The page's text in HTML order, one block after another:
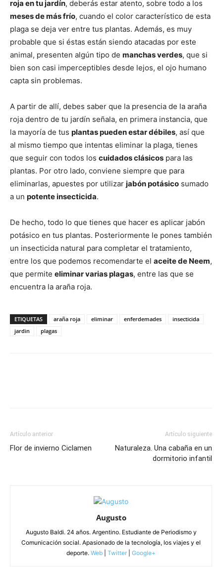
roja en tu jardín, deberás estar atento, sobre todo a los
meses de más frío, cuando el color característico de esta
plaga se deja ver entre tus plantas. Además, es muy
probable que si éstas están siendo atacadas por este
animal, presenten algún tipo de manchas verdes, que si
bien son casi imperceptibles desde lejos, el ojo humano
capta sin problemas.
A partir de allí, debes saber que la presencia de la araña
roja dentro de tu jardín señala, en primera instancia, que
la mayoría de tus plantas pueden estar débiles, así que
al mismo tiempo que intentas eliminar la plaga, tienes
que seguir con todos los cuidados clásicos para las
plantas. Por otro lado, conviene siempre que para
eliminarlas, apuestes por utilizar jabón potásico sumado
a un potente insecticida.
De hecho, todo lo que tienes que hacer es aplicar jabón
potásico en tus plantas. Posteriormente le pones también
un insecticida natural para completar el tratamiento,
entre los que podemos recomendarte el aceite de Neem,
que permite eliminar varias plagas, entre las que se
encuentra la araña roja.
ETIQUETAS araña roja eliminar enferdemades
insecticida
jardin
plagas
Artículo anterior
Flor de invierno Ciclamen
Artículo siguiente
Naturaleza. Una cabaña en un
dormitorio infantil
Augusto
Augusto Baldi. 24 años. Argentino. Estudiante de Periodismo y
Comunicación social. Apasionado de la tecnología, los viajes y el
deporte. Web Twitter Google+